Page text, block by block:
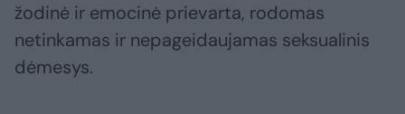
žodinė ir emocinė prievarta, rodomas
netinkamas ir nepageidaujamas seksualinis
dėmesys.